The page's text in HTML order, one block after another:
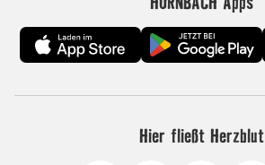
Hier fließt Herzblut